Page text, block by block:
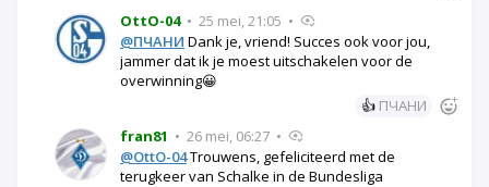
OttO-04 • 25 mei, 21:05 •
@ПЧАНИ Dank je, vriend! Succes ook voor jou,
jammer dat ik je moest uitschakelen voor de
overwinning😀
👍 ПЧАНИ
fran81 • 26 mei, 06:27 •
@OttO-04Trouwens, gefeliciteerd met de
terugkeer van Schalke in de Bundesliga